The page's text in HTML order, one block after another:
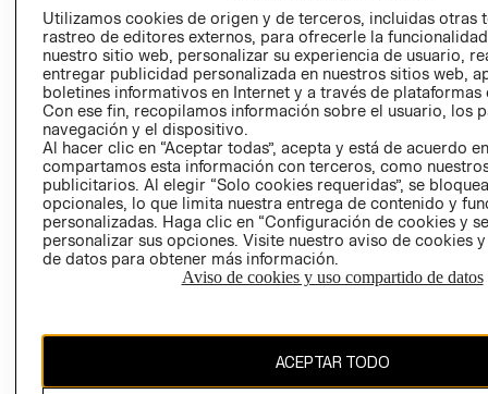
PETICIONES
QUEJAS Y
RECLAMOS
Colombia ($)
CAMBIAR REGIÓN
El contenido de esta página web está protegido por copyright y es
propiedad de H&M Hennes & Mauritz AB.
Utilizamos cookies de origen y de terceros, incluidas otras
rastreo de editores externos, para ofrecerle la
nuestro sitio web, personalizar su experiencia de usuario,
entregar publicidad personalizada en nuestros sitios web,
boletines informativos en Internet y a través de plataformas
Con ese fin, recopilamos información sobre el usuario, los
navegación y el dispositivo.
Al hacer clic en “Aceptar todas”, acepta y está de acuerdo
compartamos esta información con terceros, como
publicitarios. Al elegir “Solo cookies requeridas”, se
opcionales, lo que limita nuestra entrega de contenido y
personalizadas. Haga clic en “Configuración de cookies y
personalizar sus opciones. Visite nuestro aviso de cookies
de datos para obtener más información.
Aviso de cookies y uso compartido de datos
ACEPTAR TODO